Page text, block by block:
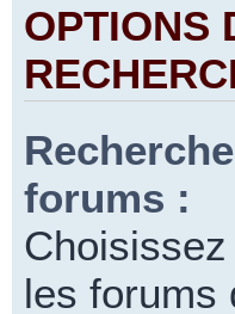
OPTIONS
forums :
les forums